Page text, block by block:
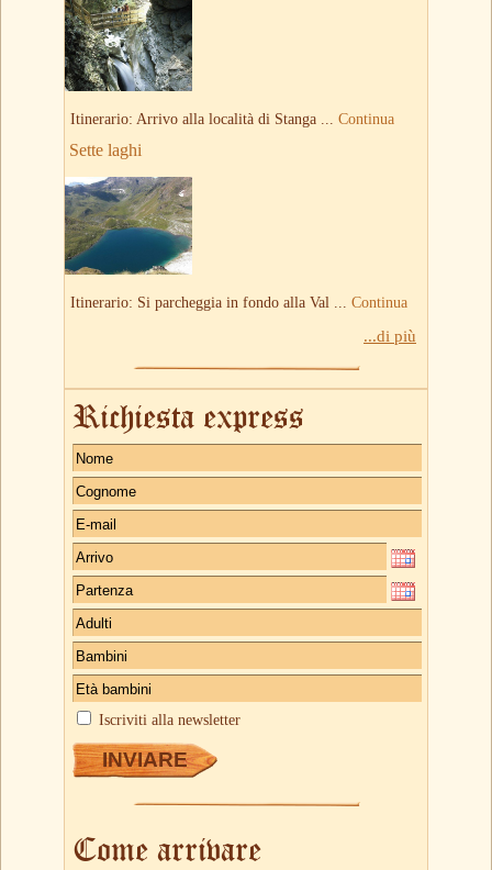
Itinerario: Arrivo alla località di Stanga ... Continua
Sette laghi
Itinerario: Si parcheggia in fondo alla Val ... Continua
...di più
Richiesta express
Iscriviti alla newsletter
Come arrivare